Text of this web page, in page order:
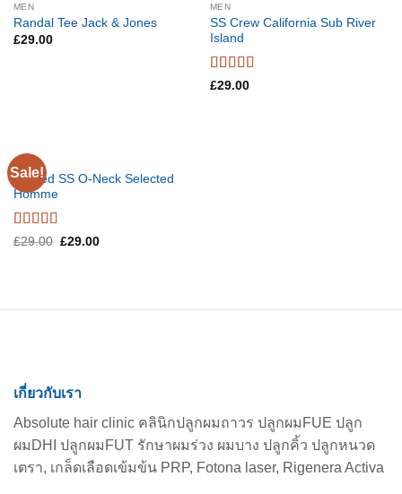
MEN
Randal Tee Jack & Jones
£29.00
MEN
SS Crew California Sub River
Island
Rated
£29.00
Sale!
MEN
Wicked SS O-Neck Selected
Homme
Rated4
£29.00 £29.00
เกี่ยวกับเรา
Absolute hair clinic คลินิกปลูกผมถาวร ปลูกผมFUE ปลูก
ผมDHI ปลูกผมFUT รักษาผมร่วง ผมบาง ปลูกคิ้ว ปลูกหนวด
เตรา, เกล็ดเลือดเข้มข้น PRP, Fotona laser, Rigenera Activa